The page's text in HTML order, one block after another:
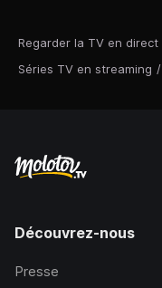
Regarder la TV en direct
Séries TV en streaming /
Découvrez-nous
Presse